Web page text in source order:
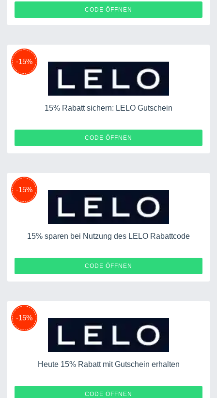
CODE ÖFFNEN
-15%
15% Rabatt sichern: LELO Gutschein
CODE ÖFFNEN
-15%
15% sparen bei Nutzung des LELO Rabattcode
CODE ÖFFNEN
-15%
Heute 15% Rabatt mit Gutschein erhalten
CODE ÖFFNEN